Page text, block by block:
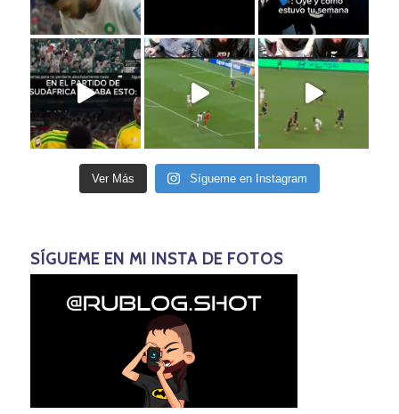
Ver Más Sígueme en Instagram
SÍGUEME EN MI INSTA DE FOTOS